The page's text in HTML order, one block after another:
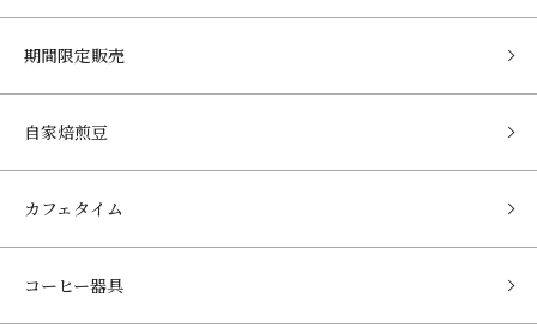
期間限定販売
自家焙煎豆
カフェタイム
コーヒー器具